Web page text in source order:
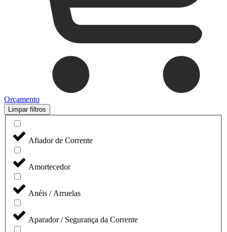
Orçamento
Limpar filtros
Afiador de Corrente
Amortecedor
Anéis / Arruelas
Aparador / Segurança da Corrente